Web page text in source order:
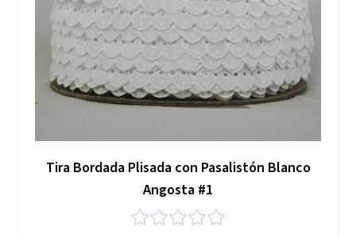
Tira Bordada Plisada con Pasalistón Blanco
Angosta #1